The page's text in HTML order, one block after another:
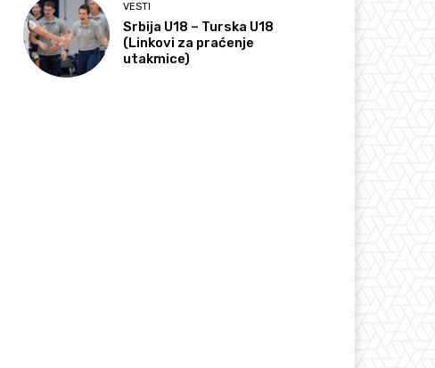
VESTI
Srbija U18 – Turska U18
(Linkovi za praćenje
utakmice)